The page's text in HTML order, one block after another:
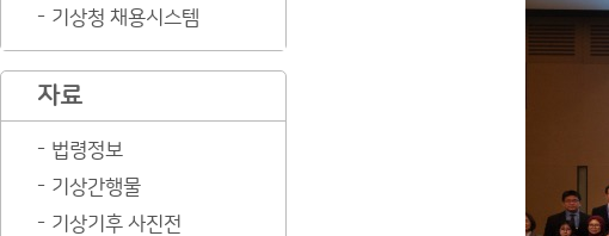
기상청 채용시스템
자료
법령정보
기상간행물
기상기후 사진전